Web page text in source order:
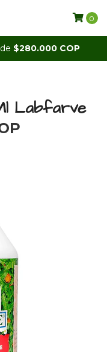
$280.000 COP
0
Labfarve